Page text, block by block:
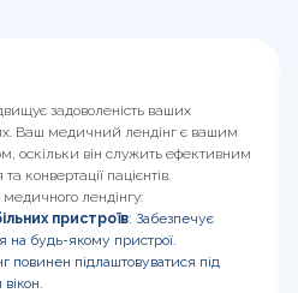
задоволеність ваших
Ваш медичний лендінг є вашим
оскільки він служить ефективним
конвертації пацієнтів.
лендінгу:
пристроїв: Забезпечує
на будь-якому пристрої.
повинен підлаштовуватися під